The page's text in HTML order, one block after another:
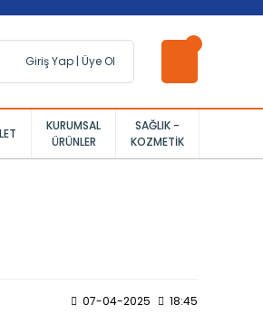
Giriş Yap | Üye Ol
KURUMSAL
ÜRÜNLER
SAĞLIK -
KOZMETIK
07-04-2025 18:45